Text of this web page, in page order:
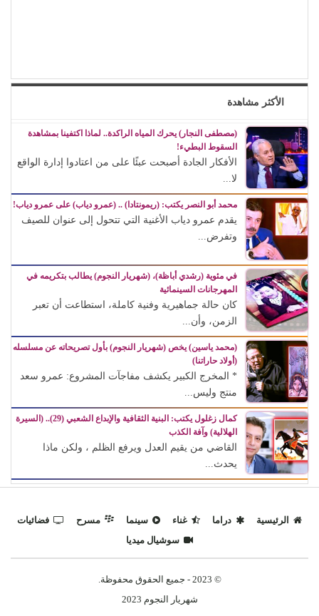
الأكثر مشاهدة
(مصطفى النجار) يحرك المياه الراكدة.. لماذا اكتفينا بمشاهدة
السقوط البطيء!
الأفكار الجادة أصبحت عبئًا على من اعتادوا إدارة الواقع
لا...
محمد أبو النصر يكتب: (ريمونتادا) .. (عمرو دياب) على عمرو دياب!
يقدم عمرو دياب الأغنية التي تتحول إلى عنوان للصيف
وتفرض...
في مئوية (رشدي أباظة)، (شهريار النجوم) يطالب بتكريمه في
المهرجانات السينمائية
كان حالة جماهيرية وفنية كاملة، استطاعت أن تعبر
الزمن، وأن...
(محمد ياسين) يخص (شهريار النجوم) بأول تصريحاته عن مسلسله
(أولاد حاراتنا)
* المخرج الكبير يكشف مفاجآت المشروع: عمرو سعد
منتج وليس...
كمال زغلول يكتب: البنية الثقافية والإبداع الشعبي (29).. (السيرة
الهلالية) وآفة الكذب
القاضي من يقيم العدل ويرفع الظلم ، ولكن ماذا
يحدث...
الرئيسية دراما غناء سينما مسرح
فضائيات
سوشيال ميديا
© 2023 - جميع الحقوق محفوظة.
شهريار النجوم 2023